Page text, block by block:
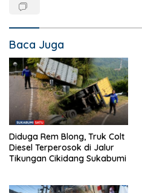
Baca Juga
Diduga Rem Blong, Truk Colt
Diesel Terperosok di Jalur
Tikungan Cikidang Sukabumi